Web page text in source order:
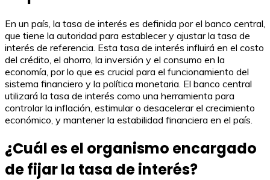
En un país, la tasa de interés es definida por el banco central,
que tiene la autoridad para establecer y ajustar la tasa de
interés de referencia. Esta tasa de interés influirá en el costo
del crédito, el ahorro, la inversión y el consumo en la
economía, por lo que es crucial para el funcionamiento del
sistema financiero y la política monetaria. El banco central
utilizará la tasa de interés como una herramienta para
controlar la inflación, estimular o desacelerar el crecimiento
económico, y mantener la estabilidad financiera en el país.
¿Cuál es el organismo encargado
de fijar la tasa de interés?